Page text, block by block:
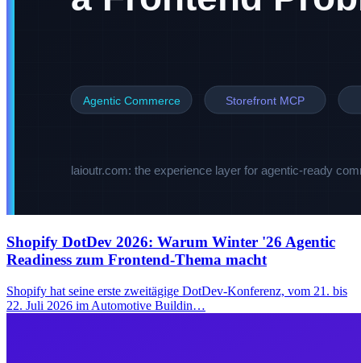
Shopify DotDev 2026: Warum Winter '26 Agentic
Readiness zum Frontend-Thema macht
Shopify hat seine erste zweitägige DotDev-Konferenz, vom 21. bis
22. Juli 2026 im Automotive Buildin…